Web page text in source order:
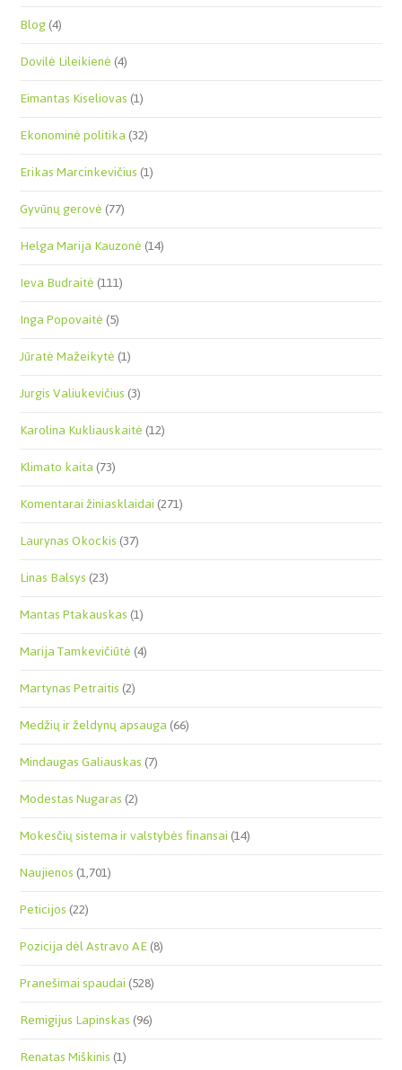
Blog(4)
Dovilė Lileikienė(4)
Eimantas Kiseliovas(1)
Ekonominė politika(32)
Erikas Marcinkevičius(1)
Gyvūnų gerovė(77)
Helga Marija Kauzonė(14)
Ieva Budraitė(111)
Inga Popovaitė(5)
Jūratė Mažeikytė(1)
Jurgis Valiukevičius(3)
Karolina Kukliauskaitė(12)
Klimato kaita(73)
Komentarai žiniasklaidai(271)
Laurynas Okockis(37)
Linas Balsys(23)
Mantas Ptakauskas(1)
Marija Tamkevičiūtė(4)
Martynas Petraitis(2)
Medžių ir želdynų apsauga(66)
Mindaugas Galiauskas(7)
Modestas Nugaras(2)
Mokesčių sistema ir valstybės finansai(14)
Naujienos(1,701)
Peticijos(22)
Pozicija dėl Astravo AE(8)
Pranešimai spaudai(528)
Remigijus Lapinskas(96)
Renatas Miškinis(1)